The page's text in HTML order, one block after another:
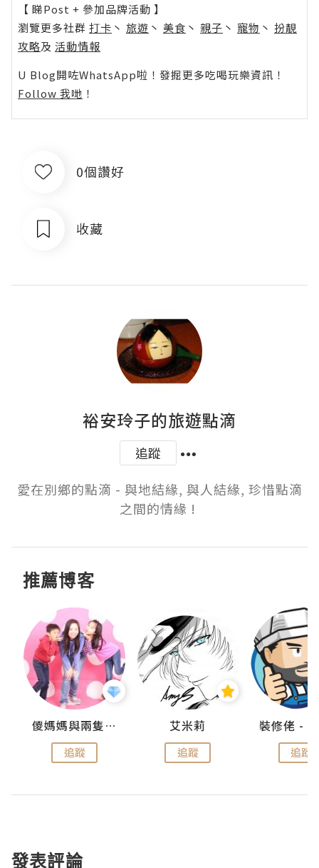
【 睇Post + 參加品牌活動 】
瀏覽更多社群 打卡 丶 旅遊 丶 美食 丶 親子 丶 寵物 丶 扮靚
攻略及 活動情報
U Blog開咗WhatsApp啦！發掘更多吃喝玩樂資訊！
Follow 我哋 ！
0個讚好
收藏
裕安玲子的旅遊點滴
追蹤
愛在別鄉的點滴 - 與地結緣, 與人結緣, 珍惜點滴
之間的情緣 !
推薦博客
儍媽媽與兩隻小魔怪之家
追蹤
艾米莉
追蹤 追蹤
發表評論